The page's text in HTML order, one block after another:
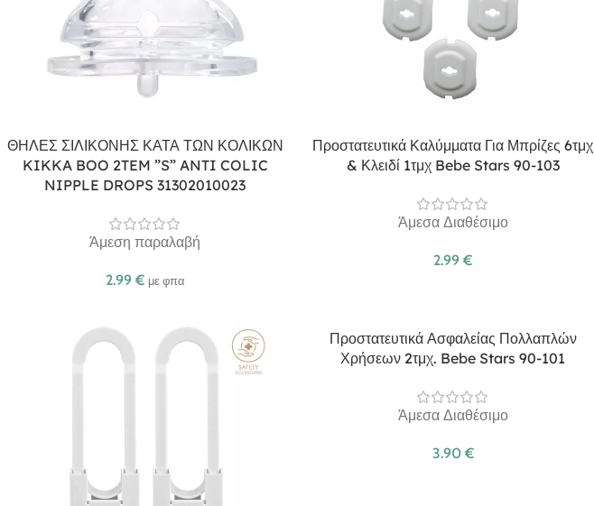
ΘΗΛΕΣ ΣΙΛΙΚΟΝΗΣ ΚΑΤΑ ΤΩΝ ΚΟΛΙΚΩΝ
KIKKA BOO 2TEM ”S” ANTI COLIC
NIPPLE DROPS 31302010023
Άμεση παραλαβή
2.99 € με φπα
Προστατευτικά Καλύμματα Για Μπρίζες 6τμχ
& Κλειδί 1τμχ Bebe Stars 90-103
Άμεσα Διαθέσιμο
2.99 €
Προστατευτικά Ασφαλείας Πολλαπλών
Χρήσεων 2τμχ. Bebe Stars 90-101
Άμεσα Διαθέσιμο
3.90 €